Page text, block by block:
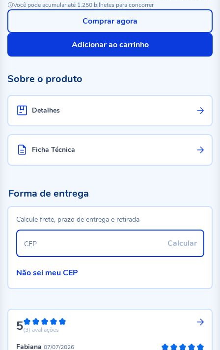
Você pode acumular até 1.250 bilhetes para concorrer
Adicionar ao carrinho
Comprar agora
Sobre o produto
Detalhes
Ficha Técnica
5100%
(3) avaliações
Fabiana 07/07/2026
Forma de entrega
Calcule frete, prazo de entrega e retirada
Calcular
CEP
Não sei meu CEP